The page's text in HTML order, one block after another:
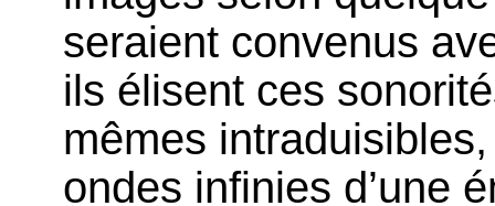
seraient convenus
ils élisent ces
mêmes
ondes infinies d’une